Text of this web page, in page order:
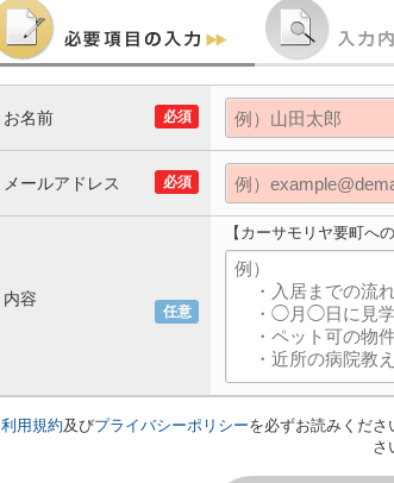
必須
お名前
必須
メールアドレス
任意
内容
【カーサモリヤ要町へ
利用規約及びプライバシーポリシーを必ずお読みくだ
さ